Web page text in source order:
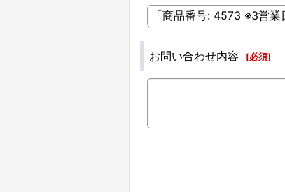
お問い合わせ内容 [必須]